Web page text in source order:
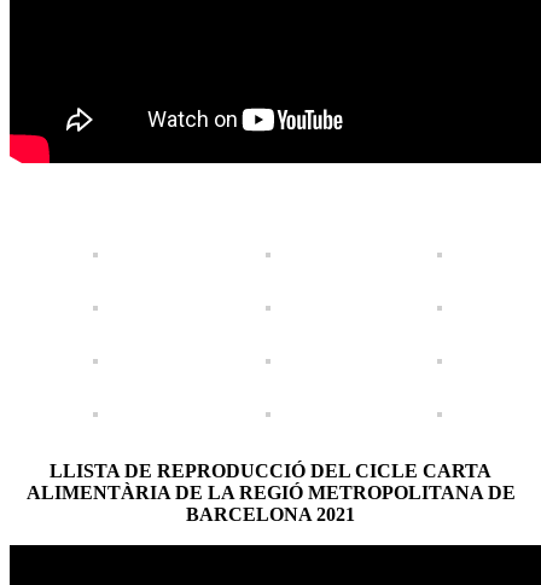
LLISTA DE REPRODUCCIÓ DEL CICLE CARTA
ALIMENTÀRIA DE LA REGIÓ METROPOLITANA DE
BARCELONA 2021